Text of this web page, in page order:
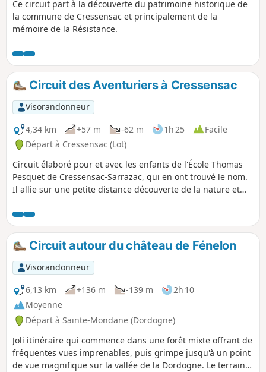
Ce circuit part à la découverte du patrimoine historique de
la commune de Cressensac et principalement de la
mémoire de la Résistance.
Circuit des Aventuriers à Cressensac
Visorandonneur
4,34 km
+57 m -62 m 1h 25
Facile
Départ à Cressensac (Lot)
Circuit élaboré pour et avec les enfants de l'École Thomas
Pesquet de Cressensac-Sarrazac, qui en ont trouvé le nom.
Il allie sur une petite distance découverte de la nature et
est accessible à tout public. Les principaux patrimoines,
lieux publics et commerces sont également visibles.
Circuit autour du château de Fénelon
Visorandonneur
6,13 km
+136 m -139 m
2h 10
Moyenne
Départ à Sainte-Mondane (Dordogne)
Joli itinéraire qui commence dans une forêt mixte offrant de
fréquentes vues imprenables, puis grimpe jusqu'à un point
de vue magnifique sur la vallée de la Dordogne. Le terrain